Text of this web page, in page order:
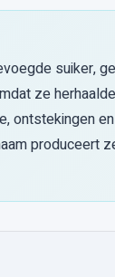
suiker,
ze
ontstekingen
produceert